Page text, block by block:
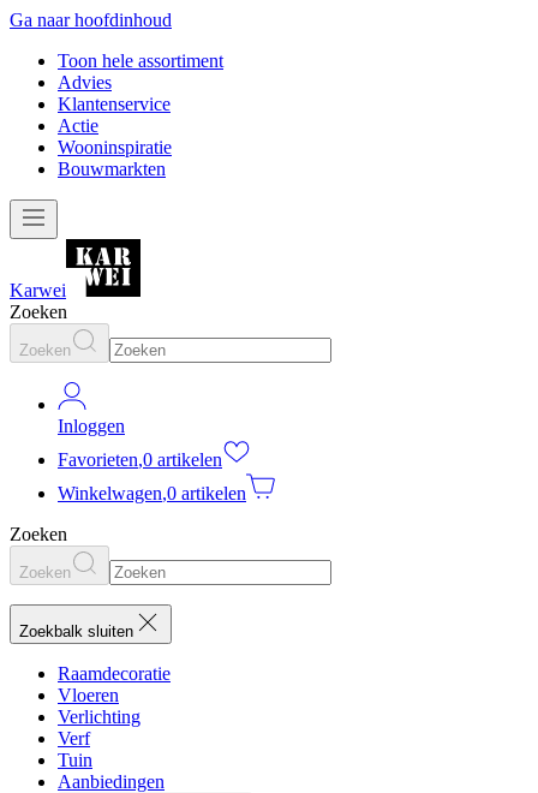
Ga naar hoofdinhoud
Toon hele assortiment
Advies
Klantenservice
Actie
Wooninspiratie
Bouwmarkten
Karwei
Zoeken
Zoeken
Inloggen
Favorieten,0 artikelen
Winkelwagen,0 artikelen
Zoeken
Zoeken
Zoekbalk sluiten
Raamdecoratie
Vloeren
Verlichting
Verf
Tuin
Aanbiedingen